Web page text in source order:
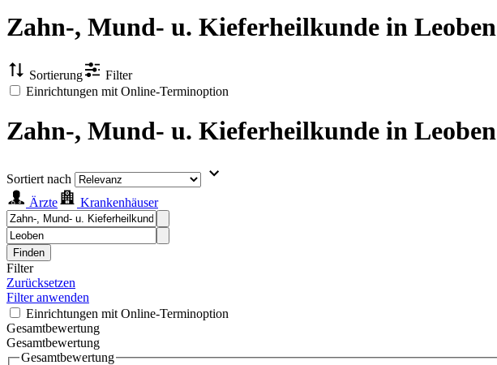
Zahn-, Mund- u. Kieferheilkunde in Leoben
Sortierung
Filter
Einrichtungen mit Online-Terminoption
Zahn-, Mund- u. Kieferheilkunde in Leoben
Sortiert nach
Ärzte
Krankenhäuser
Finden
Filter
Zurücksetzen
Filter anwenden
Einrichtungen mit Online-Terminoption
Gesamtbewertung
Gesamtbewertung
Gesamtbewertung